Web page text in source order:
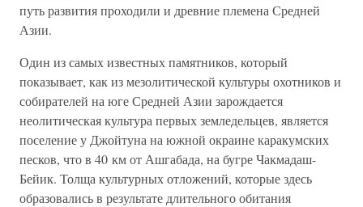
путь развития проходили и древние племена Средней
Азии.
Один из самых известных памятников, который
показывает, как из мезолитической культуры охотников и
собирателей на юге Средней Азии зарождается
неолитическая культура первых земледельцев, является
поселение у Джойтуна на южной окраине каракумских
песков, что в 40 км от Ашгабада, на бугре Чакмадаш-
Бейик. Толща культурных отложений, которые здесь
образовались в результате длительного обитания